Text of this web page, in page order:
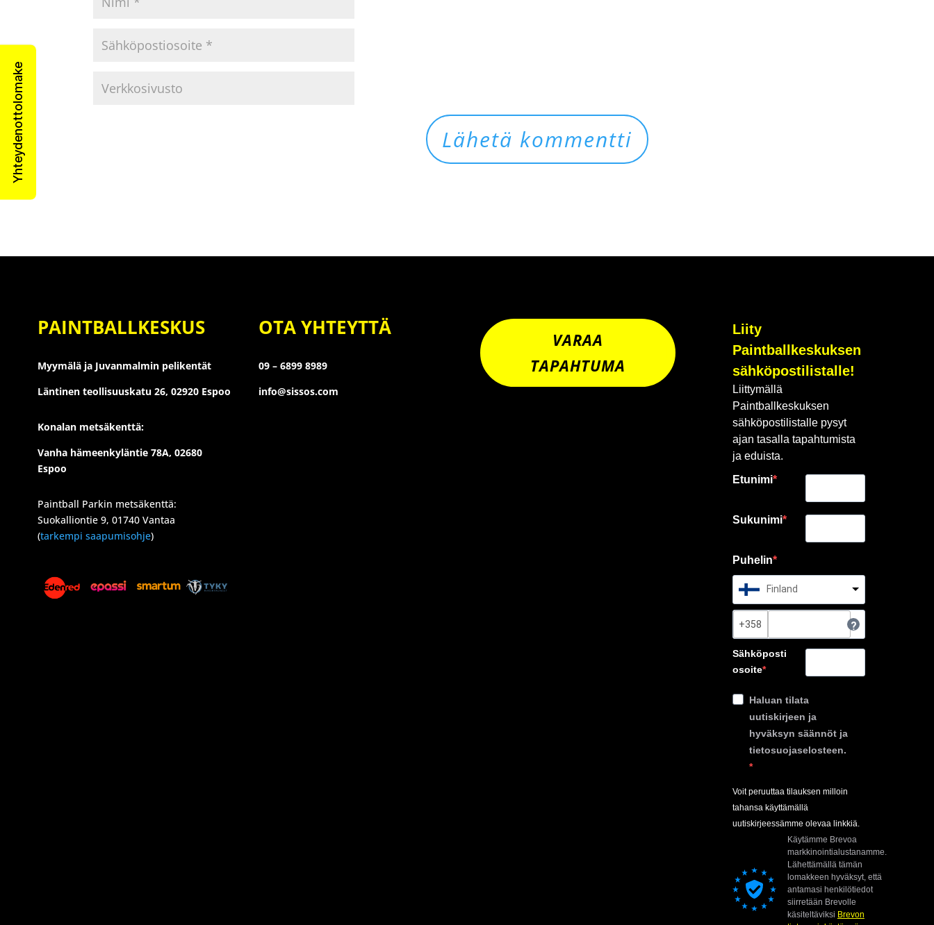
Yhteydenottolomake
PAINTBALLKESKUS
Myymälä ja Juvanmalmin pelikentät
Läntinen teollisuuskatu 26, 02920 Espoo
Konalan metsäkenttä:
Vanha hämeenkyläntie 78A, 02680
Espoo
Paintball Parkin metsäkenttä:
Suokalliontie 9, 01740 Vantaa
(tarkempi saapumisohje)
OTA YHTEYTTÄ
09 – 6899 8989
info@sissos.com
VARAA
TAPAHTUMA
Liity
Paintballkeskuksen
sähköpostilistalle!
Liittymällä
Paintballkeskuksen
sähköpostilistalle pysyt
ajan tasalla tapahtumista
ja eduista.
Etunimi
Sukunimi
Puhelin
Finland
?
Sähköposti
osoite
Haluan tilata
uutiskirjeen ja
hyväksyn säännöt ja
tietosuojaselosteen.
Voit peruuttaa tilauksen milloin
tahansa käyttämällä
uutiskirjeessämme olevaa linkkiä.
Käytämme Brevoa
markkinointialustanamme.
Lähettämällä tämän
lomakkeen hyväksyt, että
antamasi henkilötiedot
siirretään Brevolle
käsiteltäviksi Brevon